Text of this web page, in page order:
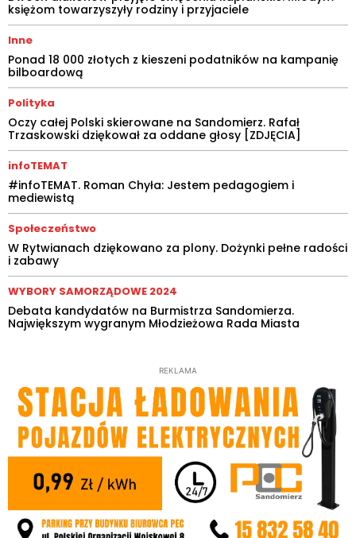
księżom towarzyszyły rodziny i przyjaciele
Inne
Ponad 18 000 złotych z kieszeni podatników na kampanię
bilboardową
Polityka
Oczy całej Polski skierowane na Sandomierz. Rafał
Trzaskowski dziękował za oddane głosy [ZDJĘCIA]
infoTEMAT
#infoTEMAT. Roman Chyła: Jestem pedagogiem i
mediewistą
Społeczeństwo
W Rytwianach dziękowano za plony. Dożynki pełne radości
i zabawy
WYBORY SAMORZĄDOWE 2024
Debata kandydatów na Burmistrza Sandomierza.
Największym wygranym Młodzieżowa Rada Miasta
REKLAMA